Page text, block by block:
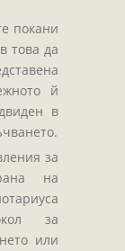
покани
това да
й
в
за
на
за
или